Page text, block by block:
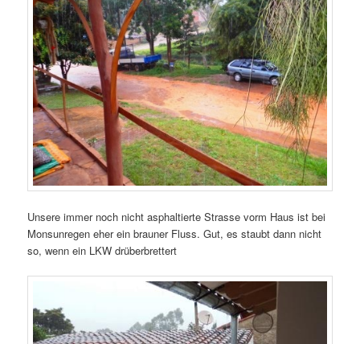
Unsere immer noch nicht asphaltierte Strasse vorm Haus ist bei
Monsunregen eher ein brauner Fluss. Gut, es staubt dann nicht
so, wenn ein LKW drüberbrettert